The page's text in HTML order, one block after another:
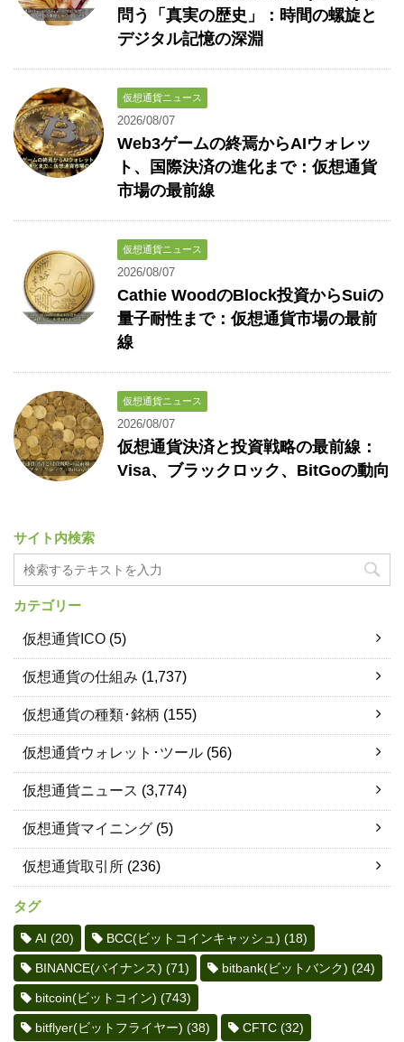
問う「真実の歴史」：時間の螺旋と
デジタル記憶の深淵
仮想通貨ニュース
2026/08/07
Web3ゲームの終焉からAIウォレッ
ト、国際決済の進化まで：仮想通貨
市場の最前線
仮想通貨ニュース
2026/08/07
Cathie WoodのBlock投資からSuiの
量子耐性まで：仮想通貨市場の最前
線
仮想通貨ニュース
2026/08/07
仮想通貨決済と投資戦略の最前線：
Visa、ブラックロック、BitGoの動向
サイト内検索
カテゴリー
仮想通貨ICO (5)
仮想通貨の仕組み (1,737)
仮想通貨の種類･銘柄 (155)
仮想通貨ウォレット･ツール (56)
仮想通貨ニュース (3,774)
仮想通貨マイニング (5)
仮想通貨取引所 (236)
タグ
AI (20) BCC(ビットコインキャッシュ) (18)
BINANCE(バイナンス) (71) bitbank(ビットバンク) (24)
bitcoin(ビットコイン) (743)
bitflyer(ビットフライヤー) (38) CFTC (32)